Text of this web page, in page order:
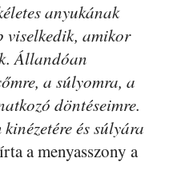
anyukának
viselkedik, amikor
Állandóan
a súlyomra, a
döntéseimre.
és súlyára
a menyasszony a